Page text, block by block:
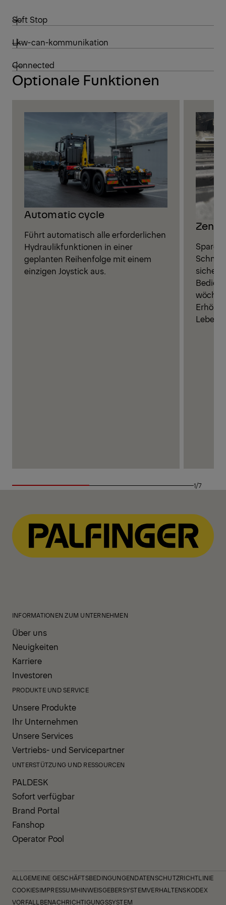
Soft Stop
Lkw-can-kommunikation
Connected
Optionale Funktionen
Automatic cycle
Führt automatisch alle erforderlichen
Hydraulikfunktionen in einer
geplanten Reihenfolge mit einem
einzigen Joystick aus.
Sparen
1/7
INFORMATIONEN ZUM UNTERNEHMEN
Über uns
Neuigkeiten
Karriere
Investoren
PRODUKTE UND SERVICE
Unsere Produkte
Ihr Unternehmen
Unsere Services
Vertriebs- und Servicepartner
UNTERSTÜTZUNG UND RESSOURCEN
PALDESK
Sofort verfügbar
Brand Portal
Fanshop
Operator Pool
ALLGEMEINE GESCHÄFTSBEDINGUNGENDATENSCHUTZRICHTLINIE
COOKIESIMPRESSUMHINWEISGEBERSYSTEMVERHALTENSKODEX
VORFALLBENACHRICHTIGUNGSSYSTEM